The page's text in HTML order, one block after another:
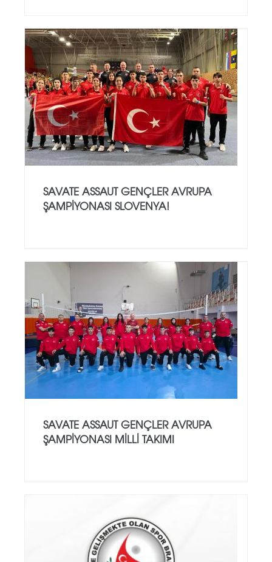
SAVATE ASSAUT GENÇLER AVRUPA
ŞAMPİYONASI SLOVENYA!
SAVATE ASSAUT GENÇLER AVRUPA
ŞAMPİYONASI MİLLİ TAKIMI